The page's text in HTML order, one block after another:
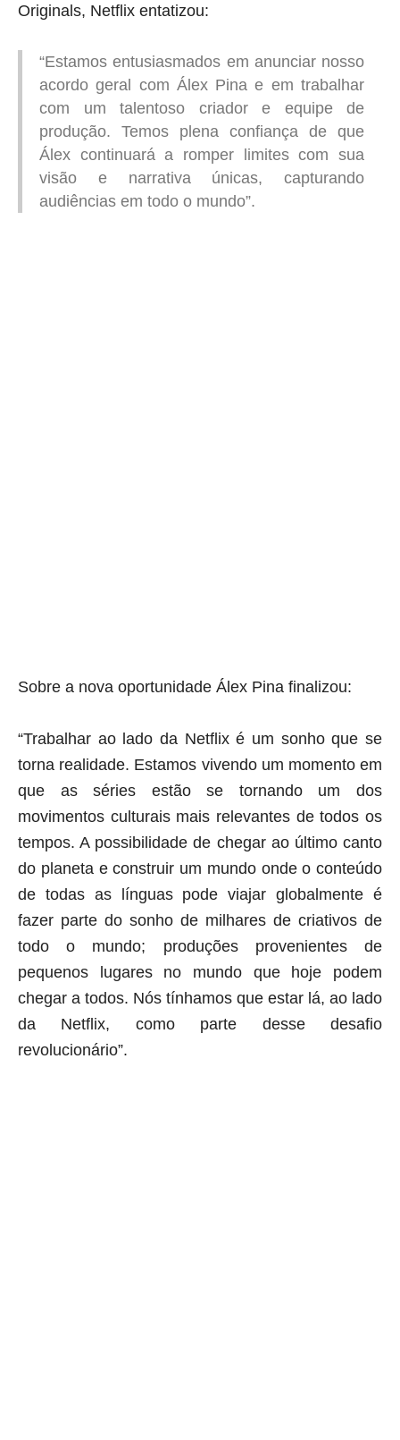
Originals, Netflix entatizou:
“Estamos entusiasmados em anunciar nosso
acordo geral com Álex Pina e em trabalhar
com um talentoso criador e equipe de
produção. Temos plena confiança de que
Álex continuará a romper limites com sua
visão e narrativa únicas, capturando
audiências em todo o mundo”.
Sobre a nova oportunidade Álex Pina finalizou:
“Trabalhar ao lado da Netflix é um sonho que se
torna realidade. Estamos vivendo um momento em
que as séries estão se tornando um dos
movimentos culturais mais relevantes de todos os
tempos. A possibilidade de chegar ao último canto
do planeta e construir um mundo onde o conteúdo
de todas as línguas pode viajar globalmente é
fazer parte do sonho de milhares de criativos de
todo o mundo; produções provenientes de
pequenos lugares no mundo que hoje podem
chegar a todos. Nós tínhamos que estar lá, ao lado
da Netflix, como parte desse desafio
revolucionário”.